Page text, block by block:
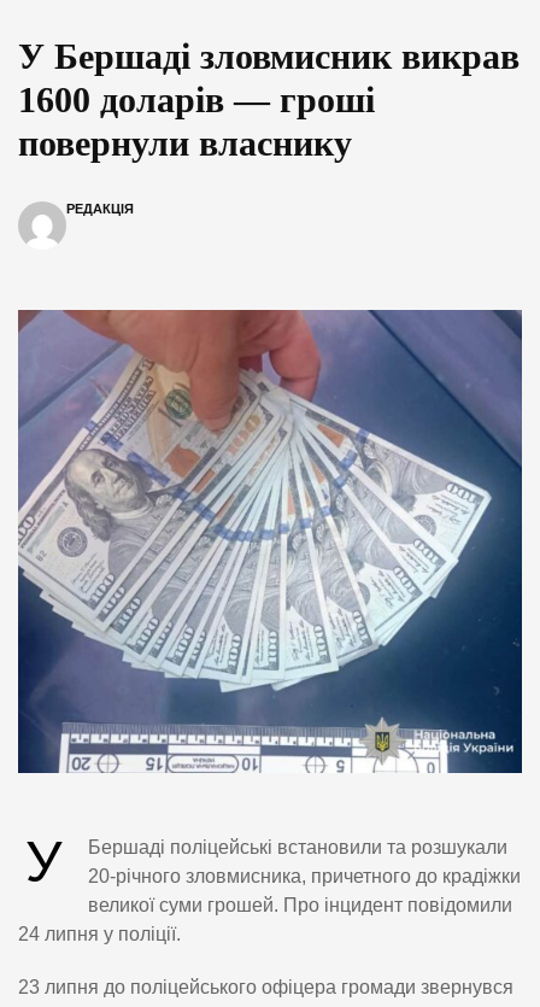
У Бершаді зловмисник викрав
1600 доларів — гроші
повернули власнику
РЕДАКЦІЯ
У
Бершаді поліцейські встановили та розшукали
20-річного зловмисника, причетного до крадіжки
великої суми грошей. Про інцидент повідомили
24 липня у поліції.
23 липня до поліцейського офіцера громади звернувся